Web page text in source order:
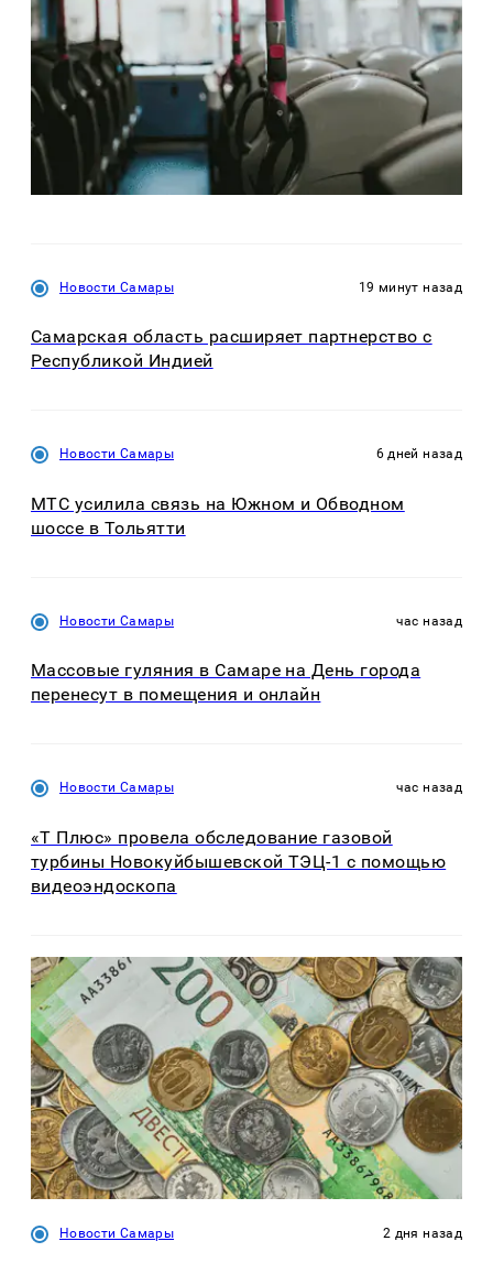
Новости Самары 19 минут назад
Самарская область расширяет партнерство с
Республикой Индией
Новости Самары 6 дней назад
МТС усилила связь на Южном и Обводном
шоссе в Тольятти
Новости Самары час назад
Массовые гуляния в Самаре на День города
перенесут в помещения и онлайн
Новости Самары час назад
«Т Плюс» провела обследование газовой
турбины Новокуйбышевской ТЭЦ-1 с помощью
видеоэндоскопа
Новости Самары 2 дня назад